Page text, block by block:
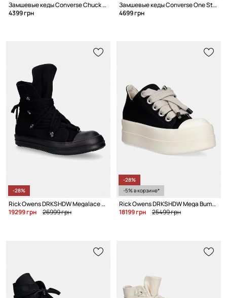
Замшевые кеды Converse Chuck Taylor Lo
4399 грн
Замшевые кеды Converse One Star Pro
4699 грн
-28%
Rick Owens DRKSHDW Megalace кеды для мужчин
19299 грн
26999 грн
-28%
-5% в корзине*
Rick Owens DRKSHDW Mega Bumper Jumbolace Low кеды для мужчин
18199 грн
25499 грн